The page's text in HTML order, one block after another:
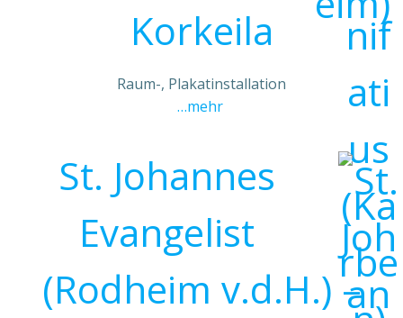
Korkeila
Raum-, Plakatinstallation
…mehr
St. Johannes
Evangelist
(Rodheim v.d.H.) –